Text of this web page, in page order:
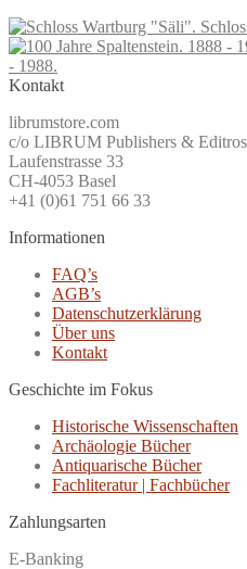
- 1988.
Kontakt
librumstore.com
c/o LIBRUM Publishers &
Laufenstrasse 33
CH-4053 Basel
+41 (0)61 751 66 33
Informationen
FAQ’s
AGB’s
Datenschutzerklärung
Über uns
Kontakt
Geschichte im Fokus
Historische Wissenschaften
Archäologie Bücher
Antiquarische Bücher
Fachliteratur | Fachbücher
Zahlungsarten
E-Banking